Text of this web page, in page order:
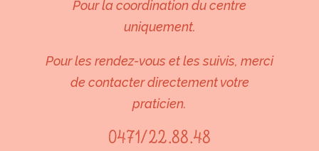
Pour la coordination du centre
uniquement.
Pour les rendez-vous et les suivis, merci
de contacter directement votre
praticien.
0471/22.88.48